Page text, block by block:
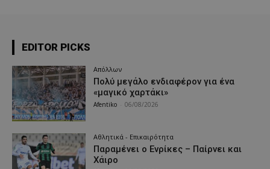
EDITOR PICKS
Απόλλων
Πολύ μεγάλο ενδιαφέρον για ένα
«μαγικό χαρτάκι»
Afentiko 06/08/2026
Αθλητικά - Επικαιρότητα
Παραμένει ο Ενρίκες – Παίρνει και
Χάιρο